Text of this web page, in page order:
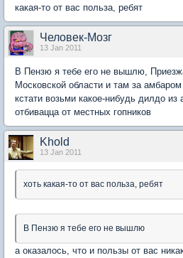
какая-то от вас польза, ребят
Человек-Мозг
13 Jan 2011
В Пензю я тебе его не вышлю,
Московской области и там за
кстати возьми какое-нибудь дилдо из
отбивацца от местных гопников
Khold
13 Jan 2011
хоть какая-то от вас польза, ребят
В Пензю я тебе его не вышлю
а оказалось, что и пользы от вас